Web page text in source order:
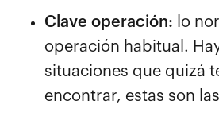
Clave operación: lo
operación habitual.
situaciones que quizá
encontrar, estas son